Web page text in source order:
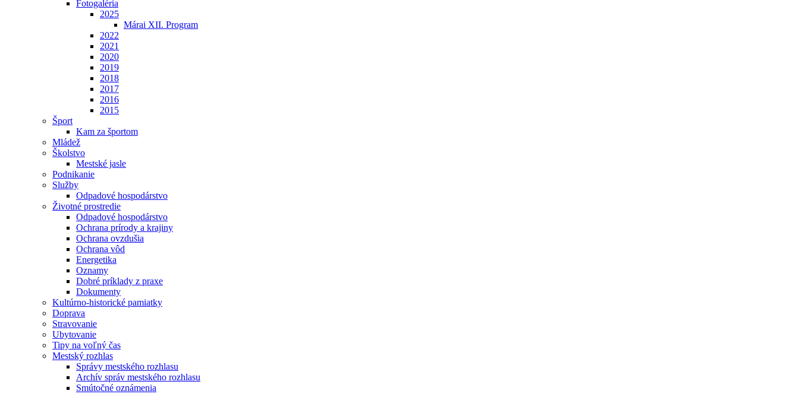
Fotogaléria
2025
Márai XII. Program
2022
2021
2020
2019
2018
2017
2016
2015
Šport
Kam za športom
Mládež
Školstvo
Mestské jasle
Podnikanie
Služby
Odpadové hospodárstvo
Životné prostredie
Odpadové hospodárstvo
Ochrana prírody a krajiny
Ochrana ovzdušia
Ochrana vôd
Energetika
Oznamy
Dobré príklady z praxe
Dokumenty
Kultúrno-historické pamiatky
Doprava
Stravovanie
Ubytovanie
Tipy na voľný čas
Mestský rozhlas
Správy mestského rozhlasu
Archív správ mestského rozhlasu
Smútočné oznámenia